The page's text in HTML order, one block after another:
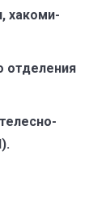
хакоми-
отделения